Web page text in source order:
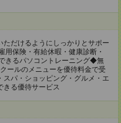
だけるようにしっかりとサポー
保険・有給休暇・健康診断・
きるパソコントレーニング◆無
ールのメニューを優待料金で受
パ・ショッピング・グルメ・エ
きる優待サービス